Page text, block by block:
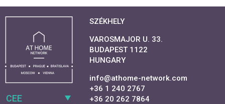
CEE
SZÉKHELY
VAROSMAJOR U. 33.
BUDAPEST 1122
HUNGARY
info@athome-network.com
+36 1 240 2767
+36 20 262 7864